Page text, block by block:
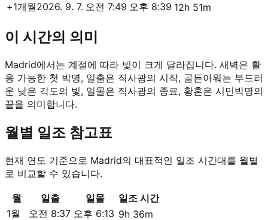
+1개월2026. 9. 7. 오전 7:49 오후 8:39 12h 51m
이 시간의 의미
Madrid에서는 계절에 따라 빛이 크게 달라집니다. 새벽은 활
용 가능한 첫 박명, 일출은 직사광의 시작, 골든아워는 부드러
운 낮은 각도의 빛, 일몰은 직사광의 종료, 황혼은 시민박명의
끝을 의미합니다.
월별 일조 참고표
현재 연도 기준으로 Madrid의 대표적인 일조 시간대를 월별
로 비교할 수 있습니다.
월 일출 일몰
일조 시간
1월
오전 8:37 오후 6:13 9h 36m